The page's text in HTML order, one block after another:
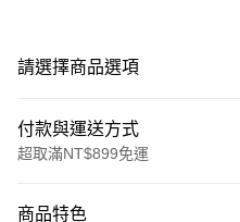
請選擇商品選項
付款與運送方式
超取滿NT$899免運
商品特色